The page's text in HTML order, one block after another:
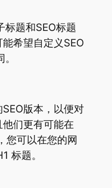
标题和SEO标题
希望自定义SEO
版本，以便对
们更有可能在
您可以在您的网
标题。